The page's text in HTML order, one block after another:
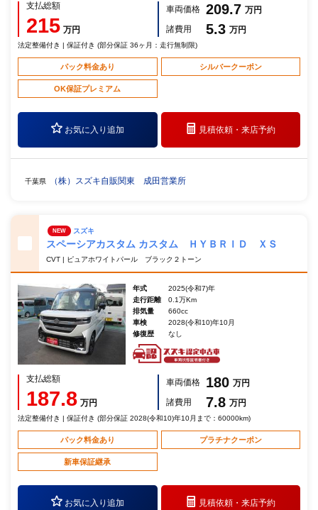
支払総額
215 万円
車両価格 209.7 万円
諸費用
5.3 万円
法定整備付き | 保証付き (部分保証 36ヶ月：走行無制限)
パック料金あり シルバークーポン
OK保証プレミアム
お気に入り追加 見積依頼・来店予約
千葉県 （株）スズキ自販関東 成田営業所
NEW スズキ
スペーシアカスタム カスタム ＨＹＢＲＩＤ ＸＳ
CVT | ピュアホワイトパール ブラック２トーン
年式
2025(令和7)年
走行距離
0.1万Km
排気量
660cc
車検
2028(令和10)年10月
修復歴
なし
支払総額
187.8 万円
車両価格 180 万円
諸費用
7.8 万円
法定整備付き | 保証付き (部分保証 2028(令和10)年10月まで：60000km)
パック料金あり プラチナクーポン
新車保証継承
お気に入り追加 見積依頼・来店予約